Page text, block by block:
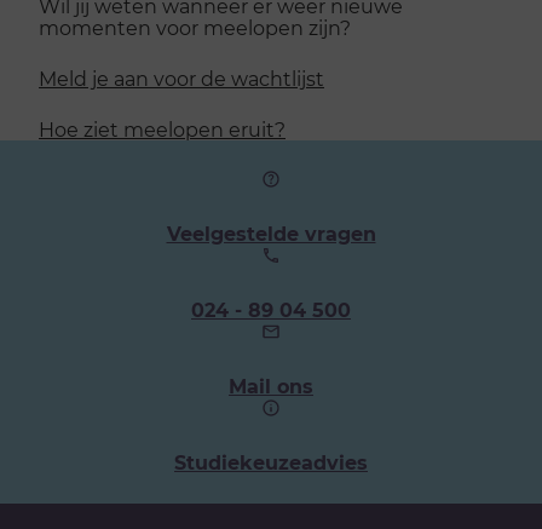
Wil jij weten wanneer er weer nieuwe
momenten voor meelopen zijn?
Meld je aan voor de wachtlijst
Hoe ziet meelopen eruit?
Veelgestelde vragen
Ons
telefoonnummer:
024 - 89 04 500
Mail ons
Studiekeuzeadvies